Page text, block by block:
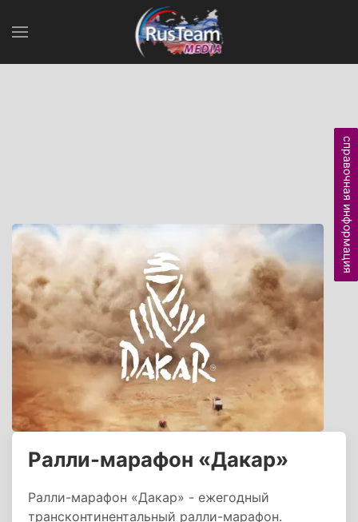
Ралли-марафон «Дакар»
Ралли-марафон «Дакар» - ежегодный
трансконтинентальный ралли-марафон.
справочная информация